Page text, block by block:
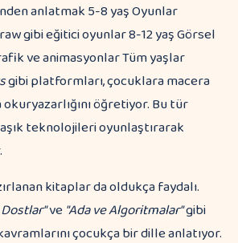
anlatmak 5-8 yaş Oyunlar
gibi eğitici oyunlar 8-12 yaş Görsel
ve animasyonlar Tüm yaşlar
gibi platformları, çocuklara macera
öğretiyor. Bu tür
teknolojileri oyunlaştırarak
kitaplar da oldukça faydalı.
ve"Ada ve Algoritmalar"gibi
çocukça bir dille anlatıyor.